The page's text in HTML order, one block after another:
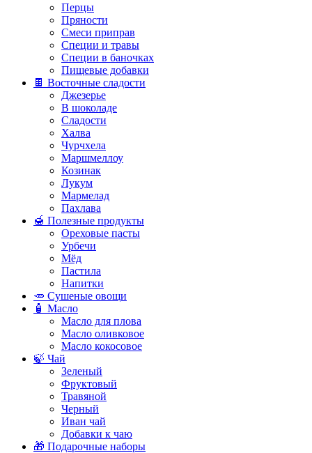
Перцы
Пряности
Смеси приправ
Специи и травы
Специи в баночках
Пищевые добавки
🍫 Восточные сладости
Джезерье
В шоколаде
Сладости
Халва
Чурчхела
Маршмеллоу
Козинак
Лукум
Мармелад
Пахлава
🍯 Полезные продукты
Ореховые пасты
Урбечи
Мёд
Пастила
Напитки
🥕 Сушеные овощи
🧴 Масло
Масло для плова
Масло оливковое
Масло кокосовое
🍃 Чай
Зеленый
Фруктовый
Травяной
Черный
Иван чай
Добавки к чаю
🎁 Подарочные наборы